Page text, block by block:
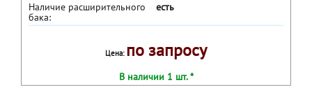
Наличие расширительного
бака:
есть
Цена: по запросу
В наличии 1 шт. *